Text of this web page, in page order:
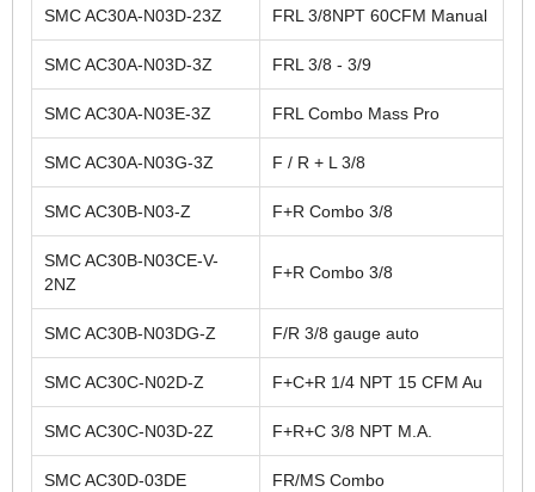
SMC AC30A-N03D-23Z FRL 3/8NPT 60CFM Manual
SMC AC30A-N03D-3Z FRL 3/8 - 3/9
SMC AC30A-N03E-3Z FRL Combo Mass Pro
SMC AC30A-N03G-3Z F / R + L 3/8
SMC AC30B-N03-Z F+R Combo 3/8
SMC AC30B-N03CE-V-
2NZ
F+R Combo 3/8
SMC AC30B-N03DG-Z F/R 3/8 gauge auto
SMC AC30C-N02D-Z F+C+R 1/4 NPT 15 CFM Au
SMC AC30C-N03D-2Z F+R+C 3/8 NPT M.A.
SMC AC30D-03DE FR/MS Combo